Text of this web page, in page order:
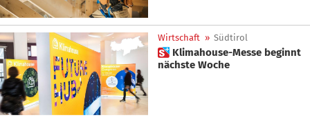
Wirtschaft » Südtirol
 Klimahouse-Messe beginnt
nächste Woche